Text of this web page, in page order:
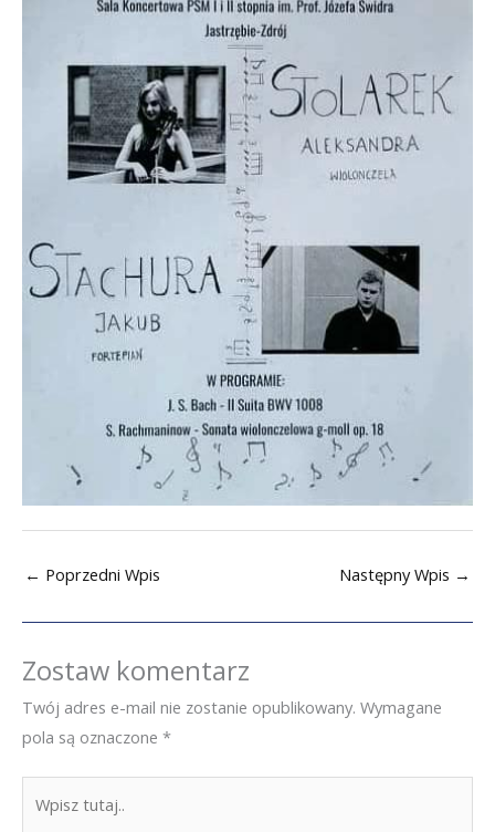
← Poprzedni Wpis Następny Wpis →
Zostaw komentarz
Twój adres e-mail nie zostanie opublikowany. Wymagane
pola są oznaczone *
tutaj..